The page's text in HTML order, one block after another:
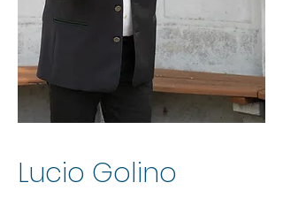
Lucio Golino